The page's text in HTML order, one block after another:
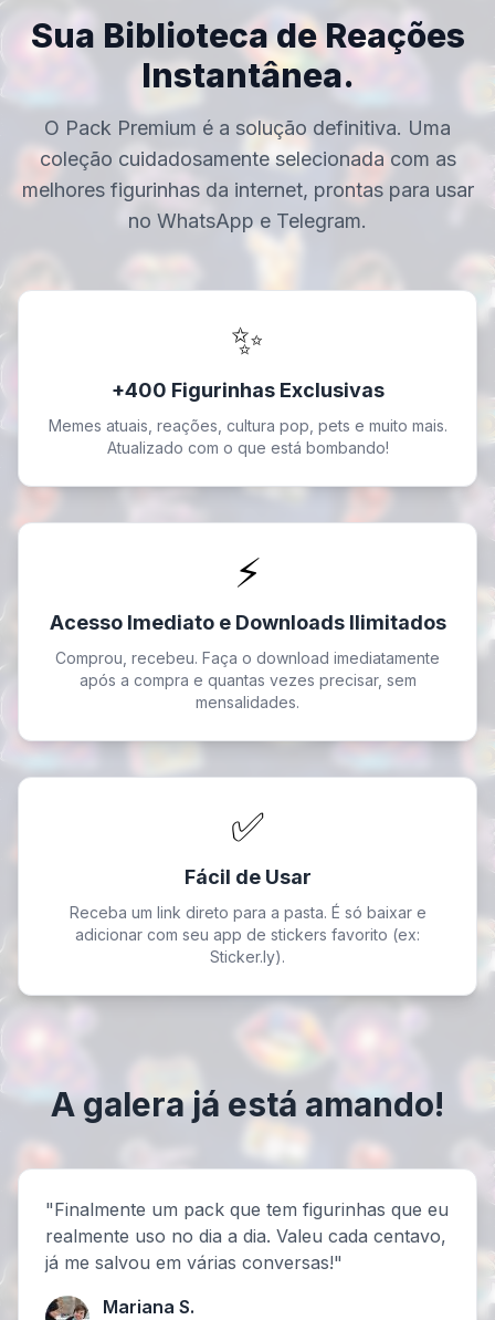
Sua Biblioteca de Reações
Instantânea.
O Pack Premium é a solução definitiva. Uma
coleção cuidadosamente selecionada com as
melhores figurinhas da internet, prontas para usar
no WhatsApp e Telegram.
✨
+400 Figurinhas Exclusivas
Memes atuais, reações, cultura pop, pets e muito mais.
Atualizado com o que está bombando!
⚡️
Acesso Imediato e Downloads Ilimitados
Comprou, recebeu. Faça o download imediatamente
após a compra e quantas vezes precisar, sem
mensalidades.
✅
Fácil de Usar
Receba um link direto para a pasta. É só baixar e
adicionar com seu app de stickers favorito (ex:
Sticker.ly).
A galera já está amando!
"Finalmente um pack que tem figurinhas que eu
realmente uso no dia a dia. Valeu cada centavo,
já me salvou em várias conversas!"
Mariana S.